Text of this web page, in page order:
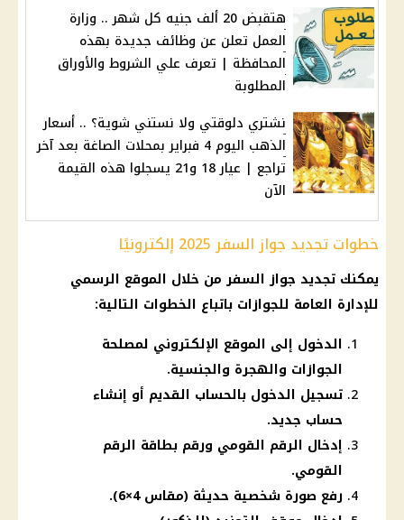
هتقبض 20 ألف جنيه كل شهر .. وزارة
العمل تعلن عن وظائف جديدة بهذه
المحافظة | تعرف علي الشروط والأوراق
المطلوبة
نشتري دلوقتي ولا نستني شوية؟ .. أسعار
الذهب اليوم 4 فبراير بمحلات الصاغة بعد آخر
تراجع | عيار 18 و21 يسجلوا هذه القيمة
الآن
خطوات تجديد جواز السفر 2025 إلكترونيًا
يمكنك تجديد جواز السفر من خلال الموقع الرسمي
للإدارة العامة للجوازات باتباع الخطوات التالية:
الدخول إلى الموقع الإلكتروني لمصلحة
الجوازات والهجرة والجنسية.
تسجيل الدخول بالحساب القديم أو إنشاء
حساب جديد.
إدخال الرقم القومي ورقم بطاقة الرقم
القومي.
رفع صورة شخصية حديثة (مقاس 4×6).